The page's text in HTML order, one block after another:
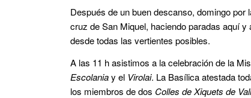
Después de un buen descanso, domingo
cruz de San Miquel, haciendo paradas aquí
desde todas las vertientes posibles.
A las 11 h asistimos a la celebración de la
Escolaniay el Virolai. La Basílica atestada
los miembros de dos Colles de Xiquets de